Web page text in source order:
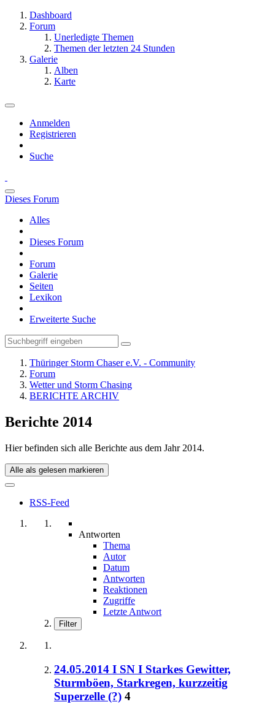
Dashboard
Forum
Unerledigte Themen
Themen der letzten 24 Stunden
Galerie
Alben
Karte
Anmelden
Registrieren
Suche
Dieses Forum
Alles
Dieses Forum
Forum
Galerie
Seiten
Lexikon
Erweiterte Suche
Thüringer Storm Chaser e.V. - Community
Forum
Wetter und Storm Chasing
BERICHTE ARCHIV
Berichte 2014
Hier befinden sich alle Berichte aus dem Jahr 2014.
Alle als gelesen markieren
RSS-Feed
Antworten
Thema
Autor
Datum
Antworten
Reaktionen
Zugriffe
Letzte Antwort
Filter
24.05.2014 I SN I Starkes Gewitter,
Sturmböen, Starkregen, kurzzeitig
Superzelle (?) 4